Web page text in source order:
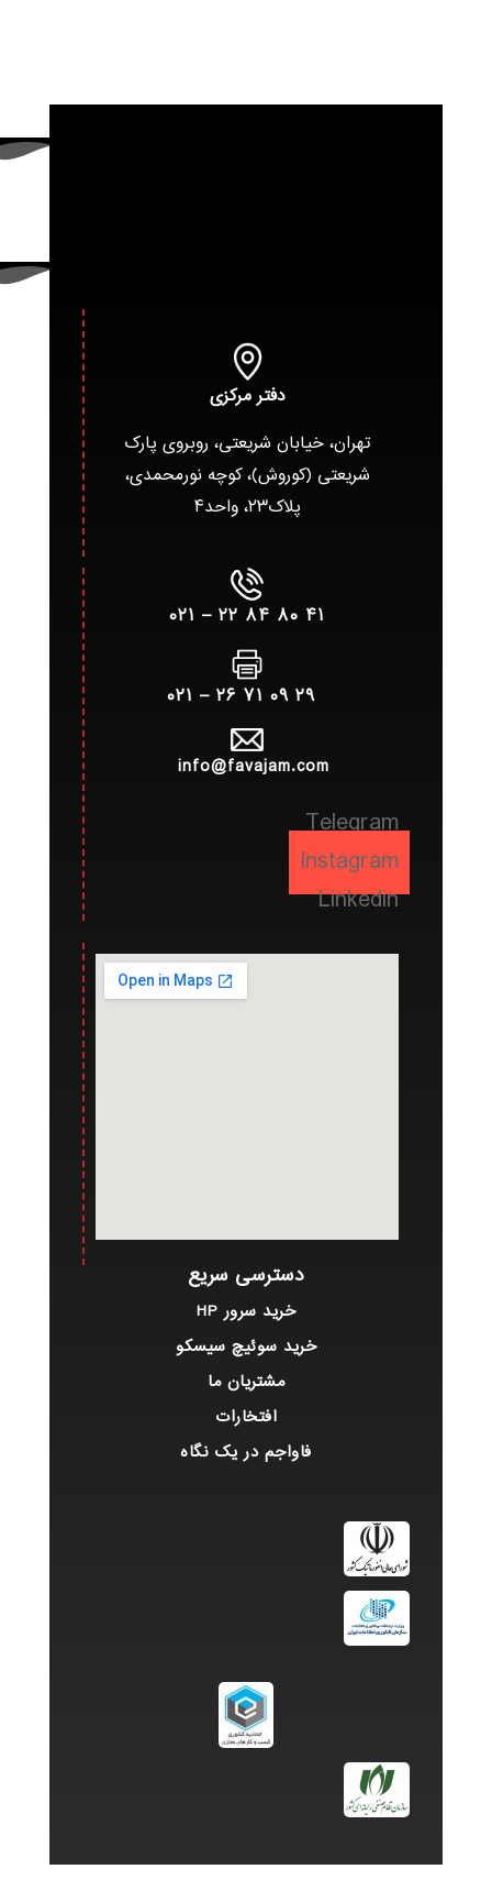
دفتر مرکزی
تهران، خیابان شریعتی، روبروی پارک
شریعتی (کوروش)، کوچه نورمحمدی،
پلاک۲۳، واحد۴
۴۱ ۸۰ ۸۴ ۲۲ – ۰۲۱
۲۹ ۰۹ ۷۱ ۲۶ – ۰۲۱
info@favajam.com
Telegram
Instagram
Linkedin
دسترسی سریع
خرید سرور HP
خرید سوئیچ سیسکو
مشتریان ما
افتخارات
فاواجم در یک نگاه